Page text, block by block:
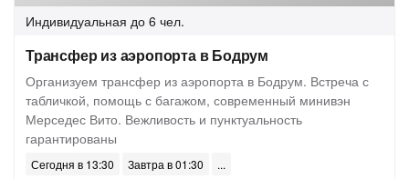
Индивидуальная до 6 чел.
Трансфер из аэропорта в Бодрум
Организуем трансфер из аэропорта в Бодрум. Встреча с
табличкой, помощь с багажом, современный минивэн
Мерседес Вито. Вежливость и пунктуальность
гарантированы
Сегодня в 13:30
Завтра в 01:30